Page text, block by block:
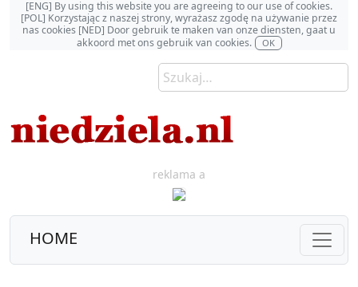
[ENG] By using this website you are agreeing to our use of cookies.
[POL] Korzystając z naszej strony, wyrażasz zgodę na używanie przez
nas cookies [NED] Door gebruik te maken van onze diensten, gaat u
akkoord met ons gebruik van cookies.
OK
reklama a
HOME